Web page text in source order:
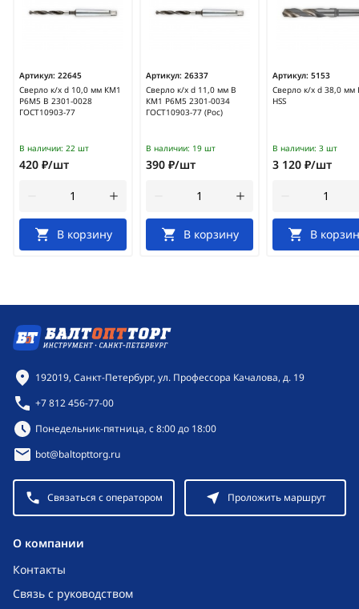
Артикул: 22645
Сверло к/х d 10,0 мм КМ1
Р6М5 В 2301-0028
ГОСТ10903-77
В наличии: 22 шт
420 ₽/шт
В корзину
Артикул: 26337
Сверло к/х d 11,0 мм В
КМ1 Р6М5 2301-0034
ГОСТ10903-77 (Рос)
В наличии: 19 шт
390 ₽/шт
В корзину
Артикул: 5153
Сверло к/х d 38,0 мм
HSS
В наличии: 3 шт
3 120 ₽/шт
В
O компании
Контакты
Связь с руководством
Контактная информация
192019, Санкт-Петербург, ул. Профессора Качалова, д. 19
+7 812 456-77-00
Режим работы:
Понедельник-пятница, с 8:00 до 18:00
bot@baltopttorg.ru
Связаться с оператором Проложить маршрут